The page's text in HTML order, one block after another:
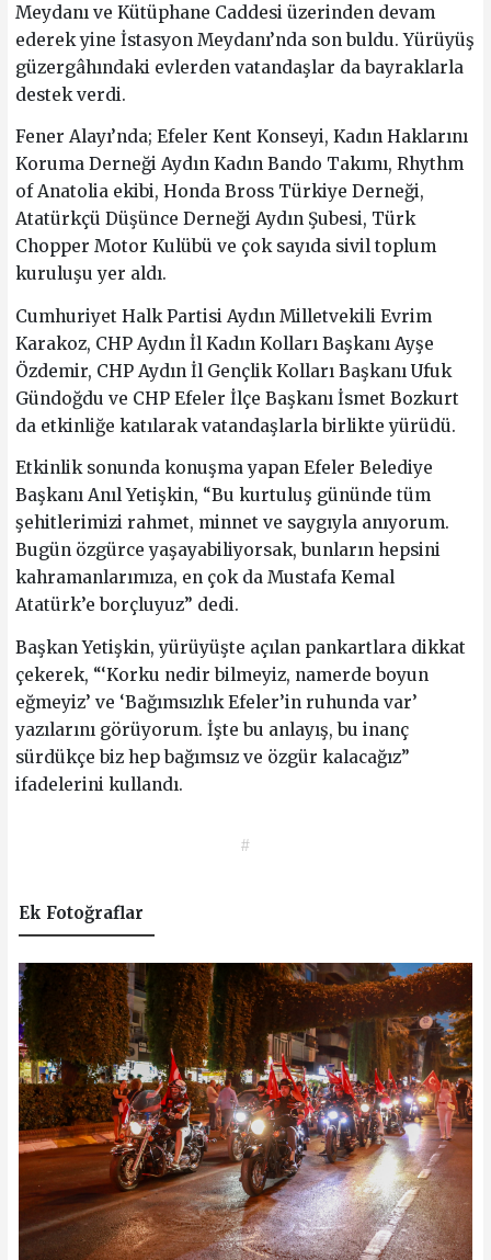
Meydanı ve Kütüphane Caddesi üzerinden devam
ederek yine İstasyon Meydanı’nda son buldu. Yürüyüş
güzergâhındaki evlerden vatandaşlar da bayraklarla
destek verdi.
Fener Alayı’nda; Efeler Kent Konseyi, Kadın Haklarını
Koruma Derneği Aydın Kadın Bando Takımı, Rhythm
of Anatolia ekibi, Honda Bross Türkiye Derneği,
Atatürkçü Düşünce Derneği Aydın Şubesi, Türk
Chopper Motor Kulübü ve çok sayıda sivil toplum
kuruluşu yer aldı.
Cumhuriyet Halk Partisi Aydın Milletvekili Evrim
Karakoz, CHP Aydın İl Kadın Kolları Başkanı Ayşe
Özdemir, CHP Aydın İl Gençlik Kolları Başkanı Ufuk
Gündoğdu ve CHP Efeler İlçe Başkanı İsmet Bozkurt
da etkinliğe katılarak vatandaşlarla birlikte yürüdü.
Etkinlik sonunda konuşma yapan Efeler Belediye
Başkanı Anıl Yetişkin, “Bu kurtuluş gününde tüm
şehitlerimizi rahmet, minnet ve saygıyla anıyorum.
Bugün özgürce yaşayabiliyorsak, bunların hepsini
kahramanlarımıza, en çok da Mustafa Kemal
Atatürk’e borçluyuz” dedi.
Başkan Yetişkin, yürüyüşte açılan pankartlara dikkat
çekerek, “‘Korku nedir bilmeyiz, namerde boyun
eğmeyiz’ ve ‘Bağımsızlık Efeler’in ruhunda var’
yazılarını görüyorum. İşte bu anlayış, bu inanç
sürdükçe biz hep bağımsız ve özgür kalacağız”
ifadelerini kullandı.
#
Ek Fotoğraflar